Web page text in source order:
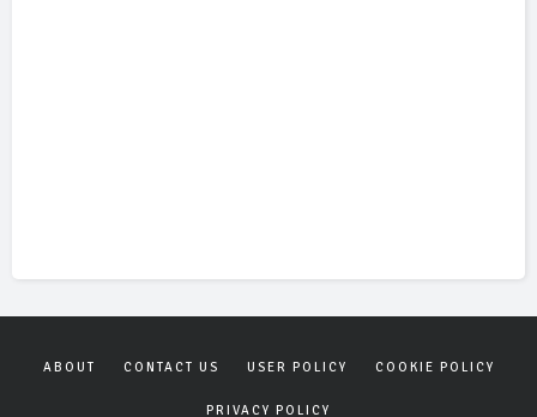
ABOUT CONTACT US USER POLICY COOKIE POLICY
PRIVACY POLICY